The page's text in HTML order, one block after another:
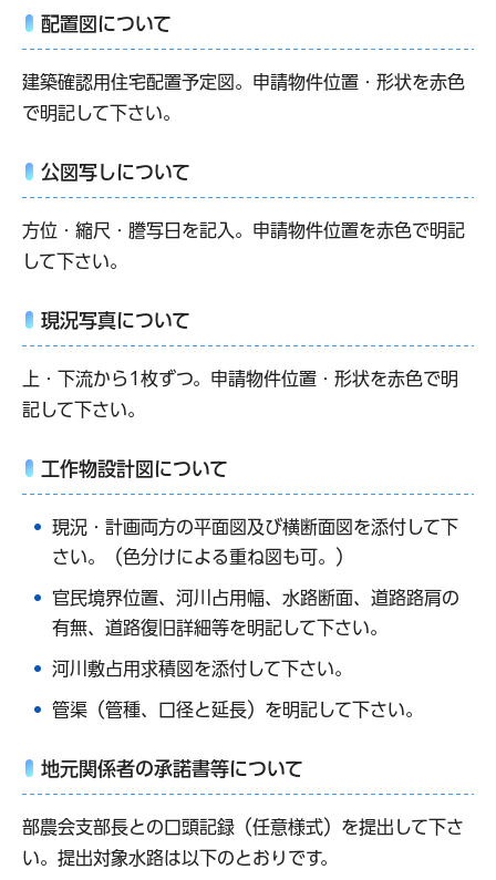
配置図について
建築確認用住宅配置予定図。申請物件位置・形状を赤色
で明記して下さい。
公図写しについて
方位・縮尺・謄写日を記入。申請物件位置を赤色で明記
して下さい。
現況写真について
上・下流から1枚ずつ。申請物件位置・形状を赤色で明
記して下さい。
工作物設計図について
現況・計画両方の平面図及び横断面図を添付して下
さい。（色分けによる重ね図も可。）
官民境界位置、河川占用幅、水路断面、道路路肩の
有無、道路復旧詳細等を明記して下さい。
河川敷占用求積図を添付して下さい。
管渠（管種、口径と延長）を明記して下さい。
地元関係者の承諾書等について
部農会支部長との口頭記録（任意様式）を提出して下さ
い。提出対象水路は以下のとおりです。